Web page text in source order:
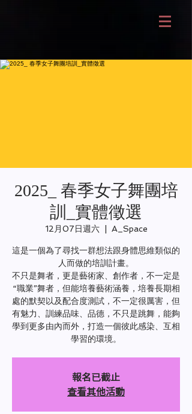
2025_ 春季女子舞團培
訓_實體徵選
12月07日週六
  |
A_Space
這是一個為了尋找一群想法跟身體思維類似的
人而做的培訓計畫。
不只是舞者，更是藝術家、創作者，不一定是
“職業”舞者，但能培養藝術涵養，培養長期相
處的默契以及配合度測試，不一定很厲害，但
有魅力、訓練品味、品德，不只是跳舞，能夠
學到更多由內而外，打造一個彼此感染、互相
學習的環境。
報名已截止
查看其他活動